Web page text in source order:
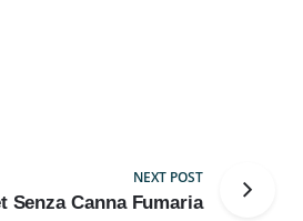
NEXT POST
Senza Canna Fumaria